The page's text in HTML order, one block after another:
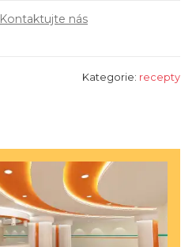
Kontaktujte nás
Kategorie: recepty